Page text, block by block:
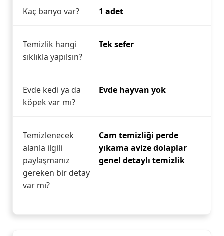
Kaç banyo var? 1 adet
Temizlik hangi
sıklıkla yapılsın?
Tek sefer
Evde kedi ya da
köpek var mı?
Evde hayvan yok
Temizlenecek
alanla ilgili
paylaşmanız
gereken bir detay
var mı?
Cam temizliği perde
yıkama avize dolaplar
genel detaylı temizlik